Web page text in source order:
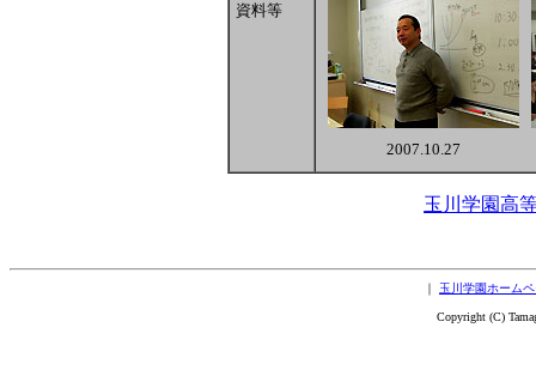
資料等
2007.10.27
玉川学園高
｜ 玉川学園ホーム
Copyright (C)